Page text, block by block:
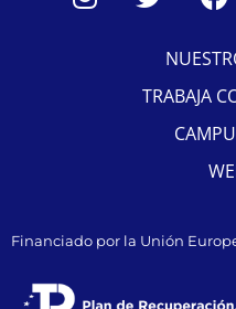
TRABAJA
Financiado por la Unión